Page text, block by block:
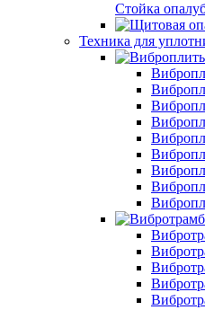
Стойка
Техника для